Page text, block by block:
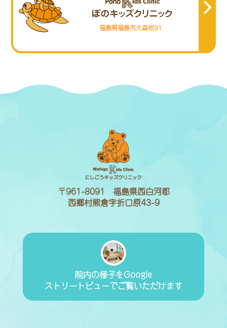
福島県福島市大森坿91
〒961-8091 福島県西白河郡
西郷村熊倉字折口原43-9
院内の様子をGoogle
ストリートビューでご覧いただけます